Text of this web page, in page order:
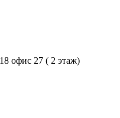
офис 27 ( 2 этаж)